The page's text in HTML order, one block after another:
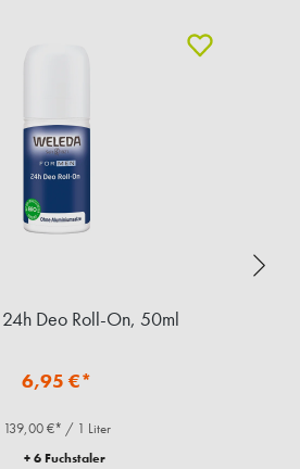
Deo Roll-On, 50ml
6,95 €*
139,00 €* / 1 Liter
+ 6 Fuchstaler